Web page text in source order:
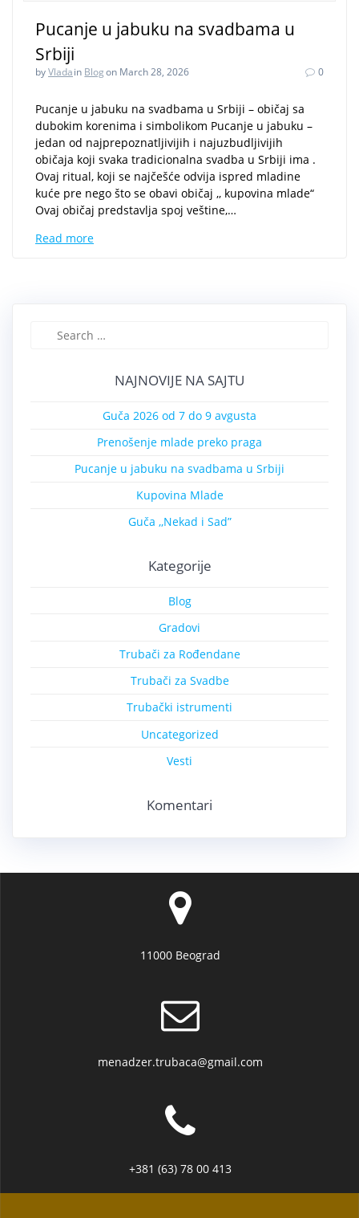
Pucanje u jabuku na svadbama u
Srbiji
byVladain Blogon March 28, 2026 0
Pucanje u jabuku na svadbama u Srbiji – običaj sa
dubokim korenima i simbolikom Pucanje u jabuku –
jedan od najprepoznatljivijih i najuzbudljivijih
običaja koji svaka tradicionalna svadba u Srbiji ima .
Ovaj ritual, koji se najčešće odvija ispred mladine
kuće pre nego što se obavi običaj ,, kupovina mlade“
Ovaj običaj predstavlja spoj veštine,…
Read more
NAJNOVIJE NA SAJTU
Guča 2026 od 7 do 9 avgusta
Prenošenje mlade preko praga
Pucanje u jabuku na svadbama u Srbiji
Kupovina Mlade
Guča ,,Nekad i Sad”
Kategorije
Blog
Gradovi
Trubači za Rođendane
Trubači za Svadbe
Trubački istrumenti
Uncategorized
Vesti
Komentari
11000 Beograd
menadzer.trubaca@gmail.com
+381 (63) 78 00 413